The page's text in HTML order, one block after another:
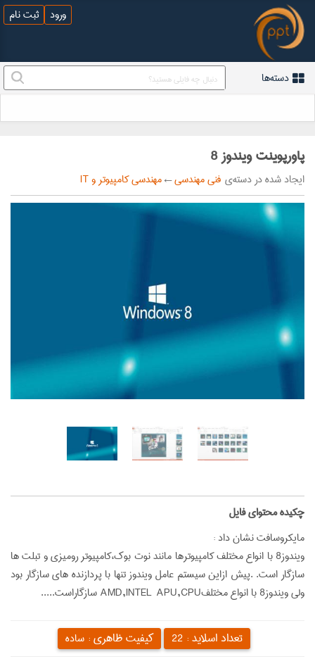
ورود ثبت نام
دسته‌ها
پاورپوینت ویندوز 8
ایجاد شده در دسته‌ی فنی مهندسی←مهندسی کامپیوتر و IT
‌چکیده محتوای فایل
مايكروسافت نشان داد :
ويندوز8 با انواع مختلف كامپيوترها مانند نوت بوك،كامپيوتر روميزي و تبلت ها
سازگار است. .پيش ازاين سيستم عامل ويندوز تنها با پردازنده هاي سازگار بود
ولي ويندوز8 با انواع مختلفAMD,INTEL APU,CPU سازگاراست.....
کیفیت ظاهری : ساده تعداد اسلاید : 22